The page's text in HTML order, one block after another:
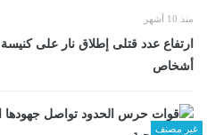
منذ 10 أشهر
أشخاص
غير مصنف